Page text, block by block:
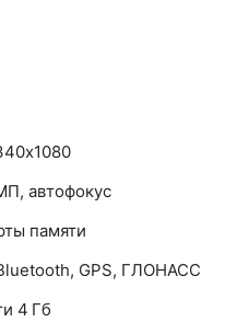
автофокус
памяти
GPS, ГЛОНАСС
4 Гб